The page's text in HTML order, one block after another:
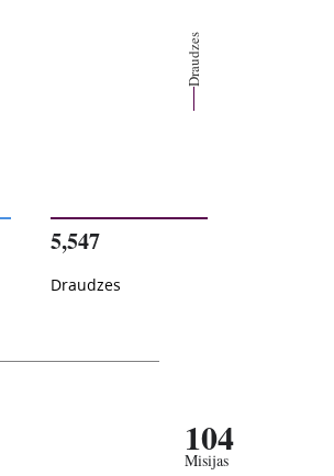
Draudzes
5,547
Draudzes
104
Misijas